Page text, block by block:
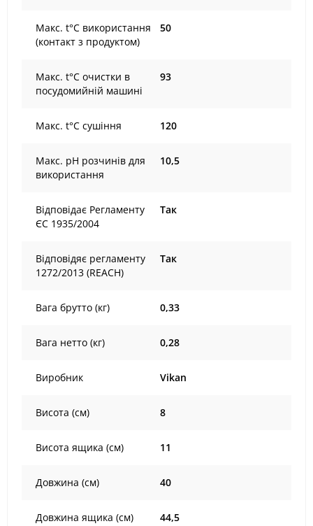
Maкс. t°С використання
(контакт з продуктом)
50
Maкс. t°С очистки в
посудомийній машині
93
Maкс. t°С сушіння 120
Maкс. рН розчинів для
використання
10,5
Відповідає Регламенту
ЄС 1935/2004
Так
Відповідяє регламенту
1272/2013 (REACH)
Так
Вага брутто (кг) 0,33
Вага нетто (кг) 0,28
Виробник Vikan
Висота (см) 8
Висота ящика (см) 11
Довжина (см) 40
Довжина ящика (см) 44,5